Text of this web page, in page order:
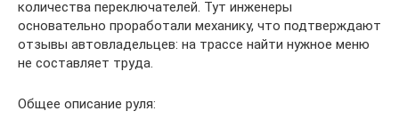
количества переключателей. Тут инженеры
основательно проработали механику, что подтверждают
отзывы автовладельцев: на трассе найти нужное меню
не составляет труда.
Общее описание руля: